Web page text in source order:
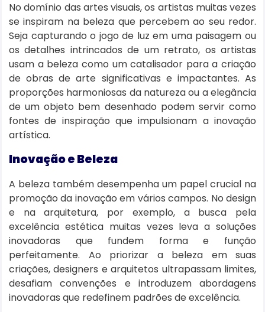
No domínio das artes visuais, os artistas muitas vezes
se inspiram na beleza que percebem ao seu redor.
Seja capturando o jogo de luz em uma paisagem ou
os detalhes intrincados de um retrato, os artistas
usam a beleza como um catalisador para a criação
de obras de arte significativas e impactantes. As
proporções harmoniosas da natureza ou a elegância
de um objeto bem desenhado podem servir como
fontes de inspiração que impulsionam a inovação
artística.
Inovação e Beleza
A beleza também desempenha um papel crucial na
promoção da inovação em vários campos. No design
e na arquitetura, por exemplo, a busca pela
excelência estética muitas vezes leva a soluções
inovadoras que fundem forma e função
perfeitamente. Ao priorizar a beleza em suas
criações, designers e arquitetos ultrapassam limites,
desafiam convenções e introduzem abordagens
inovadoras que redefinem padrões de excelência.